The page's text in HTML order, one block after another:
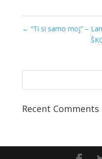
← “Ti si samo moj” –
Recent Comments